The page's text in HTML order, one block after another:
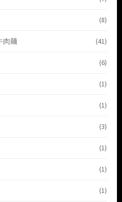
(8)
肉麺 (41)
(6)
(1)
(1)
(3)
(1)
(1)
(1)